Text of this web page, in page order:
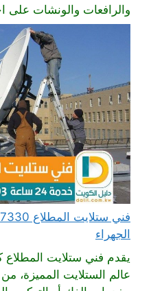
والرافعات والونشات على
الجهراء
يقدم فني ستلايت
عالم الستلايت المميزة،